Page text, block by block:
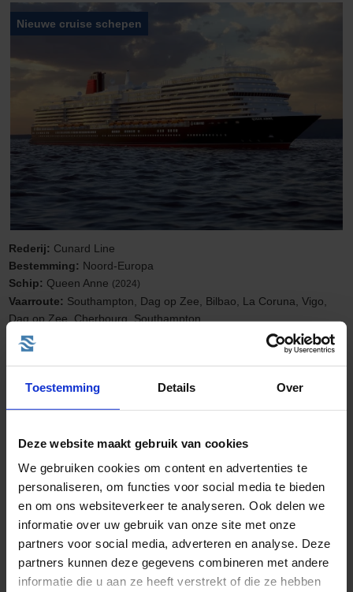
Toestemming Details Over
Deze website maakt gebruik van cookies
We gebruiken cookies om content en advertenties te
personaliseren, om functies voor social media te bieden
en om ons websiteverkeer te analyseren. Ook delen we
informatie over uw gebruik van onze site met onze
partners voor social media, adverteren en analyse. Deze
partners kunnen deze gegevens combineren met andere
informatie die u aan ze heeft verstrekt of die ze hebben
Nieuwe cruise schepen
Rederij: Cunard Line
Bestemming: Noord-Europa
Schip: Queen Anne (2024)
Vaarroute: Southampton, Dag op Zee, Bilbao, La Coruna, Vigo,
Dag op Zee, Cherbourg, Southampton
Cruise only (vluchten en transfers ook mogelijk)
1075,-
BEKIJK CRUISE
8 daagse Noord-Europa Cruise met de Queen Anne
vanuit Southampton langs Verenigd Koninkrijk, België en Nederland